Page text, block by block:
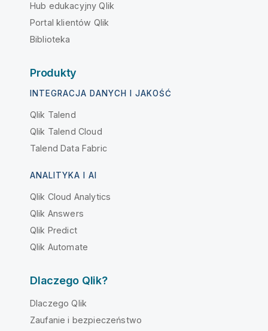
Hub edukacyjny Qlik
Portal klientów Qlik
Biblioteka
Produkty
INTEGRACJA DANYCH I JAKOŚĆ
Qlik Talend
Qlik Talend Cloud
Talend Data Fabric
ANALITYKA I AI
Qlik Cloud Analytics
Qlik Answers
Qlik Predict
Qlik Automate
Dlaczego Qlik?
Dlaczego Qlik
Zaufanie i bezpieczeństwo